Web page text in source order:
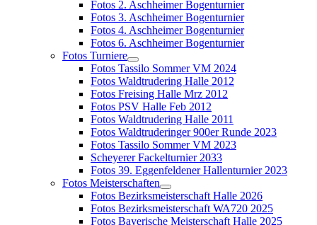
Fotos 2. Aschheimer Bogenturnier
Fotos 3. Aschheimer Bogenturnier
Fotos 4. Aschheimer Bogenturnier
Fotos 6. Aschheimer Bogenturnier
Fotos Turniere
Fotos Tassilo Sommer VM 2024
Fotos Waldtrudering Halle 2012
Fotos Freising Halle Mrz 2012
Fotos PSV Halle Feb 2012
Fotos Waldtrudering Halle 2011
Fotos Waldtruderinger 900er Runde 2023
Fotos Tassilo Sommer VM 2023
Scheyerer Fackelturnier 2033
Fotos 39. Eggenfeldener Hallenturnier 2023
Fotos Meisterschaften
Fotos Bezirksmeisterschaft Halle 2026
Fotos Bezirksmeisterschaft WA720 2025
Fotos Bayerische Meisterschaft Halle 2025